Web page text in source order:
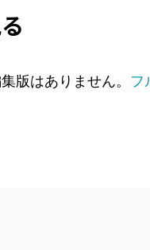
版はありません。 フ